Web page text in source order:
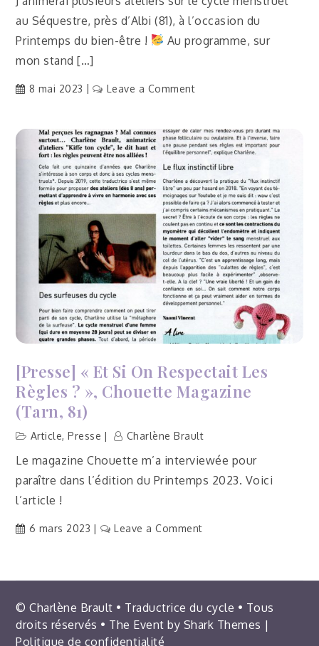
au Séquestre, près d’Albi (81), à l’occasion du
Printemps du bien-être !
Au programme, sur
mon stand […]
8 mai 2023 Leave a Commenton
ateliers
sur
la
symptothermie,
le
flux
libre
instinctif
et
les
premières
au
du
bien-
(Albi,
[Presse] « Et Si On Respectait Les
Règles ?­ », Chouette Magazine
(Tarn, 81)
Article,Presse Charlène Brault
Le magazine Chouette m’a interviewée pour
paraître dans l’édition du Printemps 2023. Voici
l’article !
6 mars 2023 Leave a Commenton
si
respectait
les
© Charlène Brault • Traductrice du cycle • Tous
droits réservés • The Event by Shark Themes |
Politique de confidentialité